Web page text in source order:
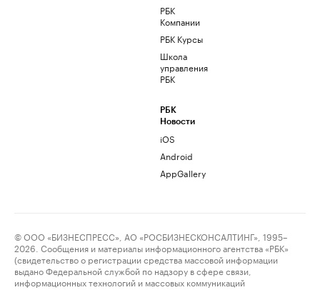
РБК
Компании
РБК Курсы
Школа
управления
РБК
РБК
Новости
iOS
Android
AppGallery
© ООО «БИЗНЕСПРЕСС», АО «РОСБИЗНЕСКОНСАЛТИНГ», 1995–
2026. Сообщения и материалы информационного агентства «РБК»
(свидетельство о регистрации средства массовой информации
выдано Федеральной службой по надзору в сфере связи,
информационных технологий и массовых коммуникаций